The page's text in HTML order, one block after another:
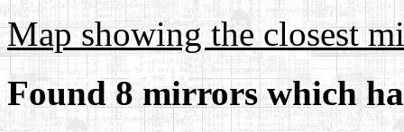
Map showing the closest
Found 8 mirrors which